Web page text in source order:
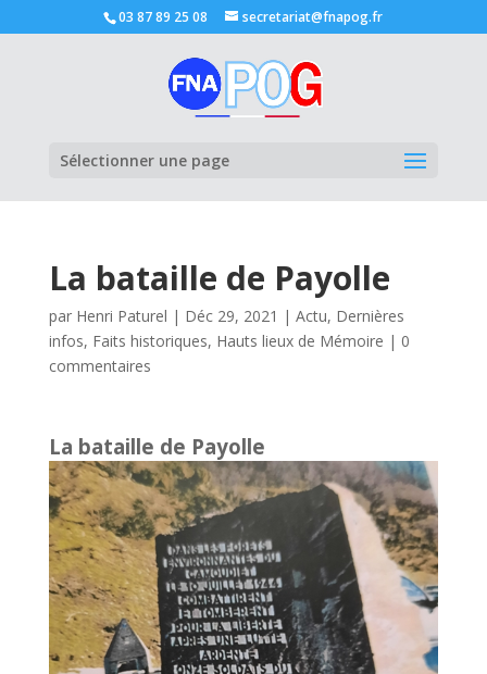
03 87 89 25 08 secretariat@fnapog.fr
Sélectionner une page
La bataille de Payolle
par Henri Paturel | Déc 29, 2021 | Actu, Dernières
infos, Faits historiques, Hauts lieux de Mémoire | 0
commentaires
La bataille de Payolle